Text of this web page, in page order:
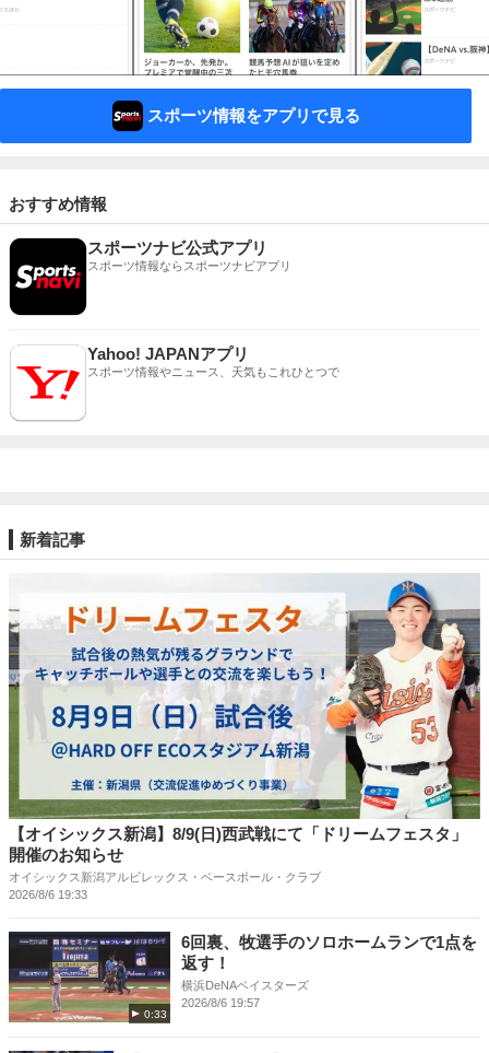
スポーツ情報をアプリで見る
おすすめ情報
スポーツナビ公式アプリ
スポーツ情報ならスポーツナビアプリ
Yahoo! JAPANアプリ
スポーツ情報やニュース、天気もこれひとつで
新着記事
【オイシックス新潟】8/9(日)西武戦にて「ドリームフェスタ」
開催のお知らせ
オイシックス新潟アルビレックス・ベースボール・クラブ
2026/8/6 19:33
0:33
6回裏、牧選手のソロホームランで1点を
返す！
横浜DeNAベイスターズ
2026/8/6 19:57